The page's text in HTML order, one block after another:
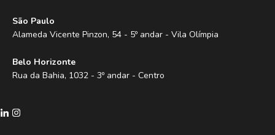
São Paulo
Alameda Vicente Pinzon, 54 - 5º andar - Vila Olímpia
Belo Horizonte
Rua da Bahia, 1032 - 3º andar - Centro